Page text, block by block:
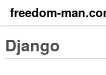
freedom-
Django